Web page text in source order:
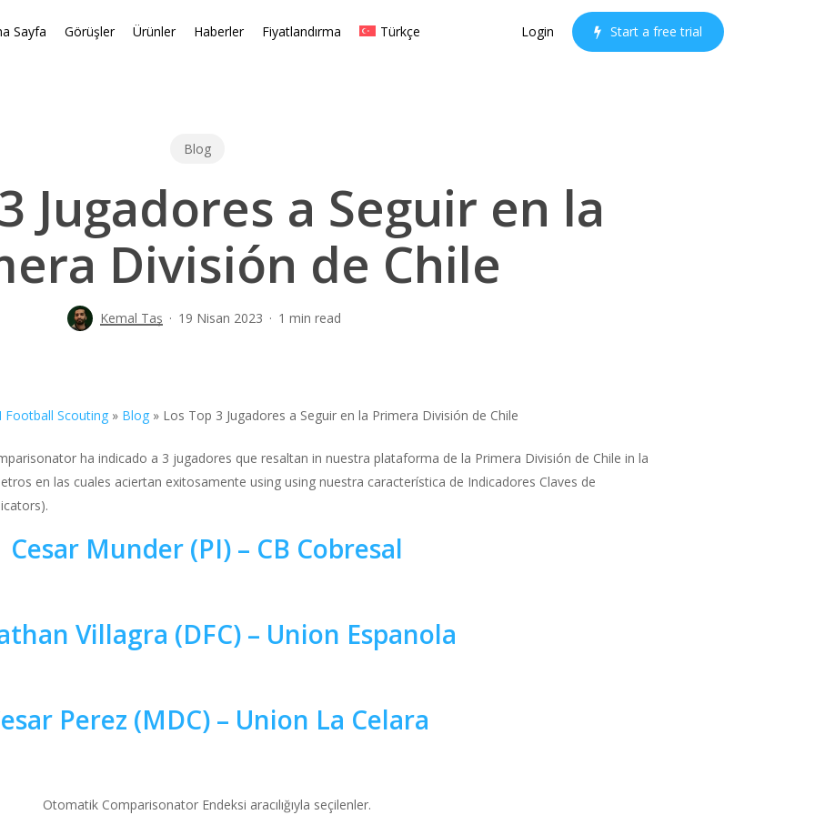
Sayfa Görüşler Ürünler Haberler Fiyatlandırma Türkçe Login Start a free trial
Blog
Jugadores a Seguir en la
División de Chile
Kemal Taş 19 Nisan 2023 1 min read
Scouting» Blog» Los Top 3 Jugadores a Seguir en la Primera División de Chile
ha indicado a 3 jugadores que resaltan in nuestra plataforma de la Primera División de Chile in la
en las cuales aciertan exitosamente using using nuestra característica de Indicadores Claves de
Cesar Munder (PI) – CB Cobresal
Villagra (DFC) – Union Espanola
Perez (MDC) – Union La Celara
Otomatik Comparisonator Endeksi aracılığıyla seçilenler.